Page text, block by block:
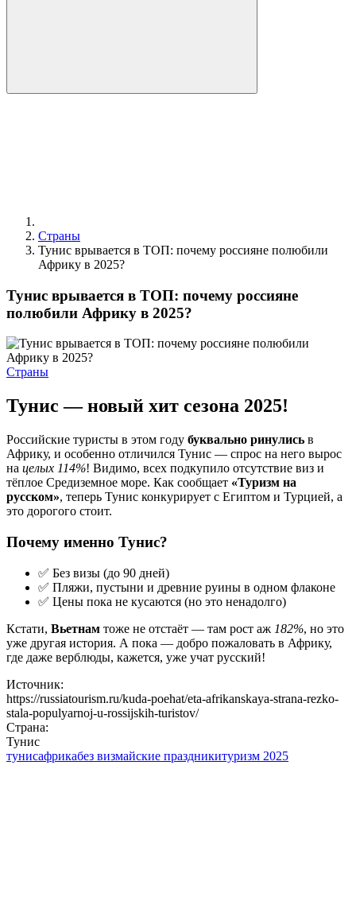
Страны
Тунис врывается в ТОП: почему россияне полюбили
Африку в 2025?
Тунис врывается в ТОП: почему россияне
полюбили Африку в 2025?
Страны
Тунис — новый хит сезона 2025!
Российские туристы в этом году буквально ринулись в
Африку, и особенно отличился Тунис — спрос на него вырос
на целых 114%! Видимо, всех подкупило отсутствие виз и
тёплое Средиземное море. Как сообщает «Туризм на
русском», теперь Тунис конкурирует с Египтом и Турцией, а
это дорогого стоит.
Почему именно Тунис?
✅ Без визы (до 90 дней)
✅ Пляжи, пустыни и древние руины в одном флаконе
✅ Цены пока не кусаются (но это ненадолго)
Кстати, Вьетнам тоже не отстаёт — там рост аж 182%, но это
уже другая история. А пока — добро пожаловать в Африку,
где даже верблюды, кажется, уже учат русский!
Источник:
https://russiatourism.ru/kuda-poehat/eta-afrikanskaya-strana-rezko-
stala-populyarnoj-u-rossijskih-turistov/
Страна:
Тунис
тунисафрикабез визмайские праздникитуризм 2025